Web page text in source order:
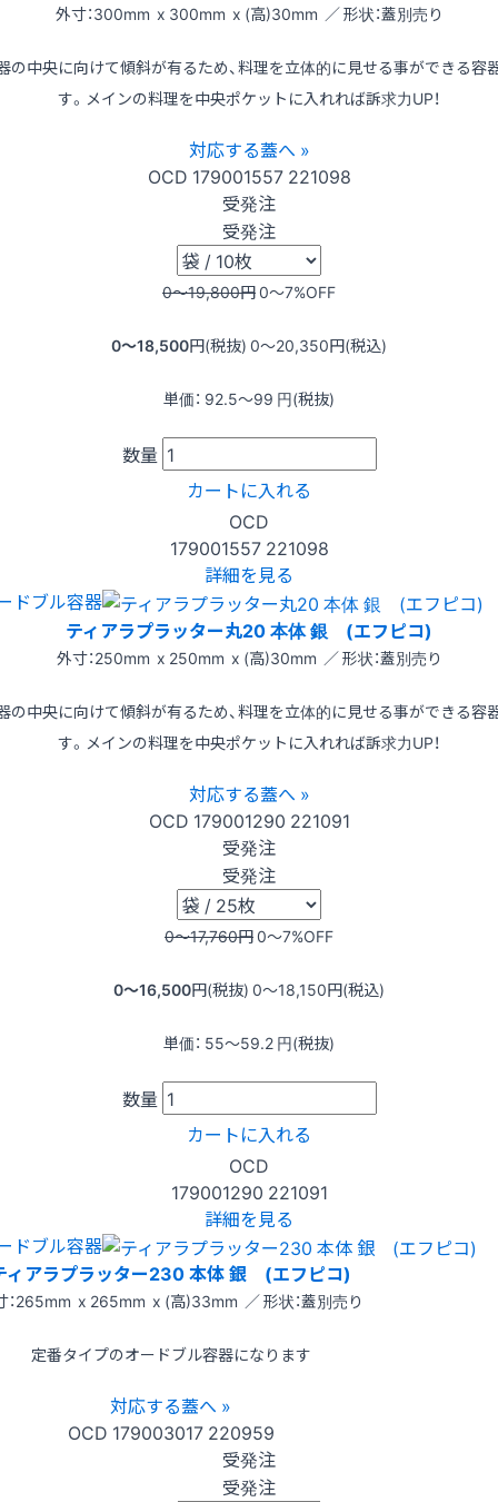
外寸：300mm x 300mm x (高)30mm ／ 形状：蓋別売り
の中央に向けて傾斜が有るため、料理を立体的に見せる事ができる容
す。メインの料理を中央ポケットに入れれば訴求力UP！
対応する蓋へ »
OCD 179001557 221098
受発注
受発注
0〜19,800円0〜7%OFF
0〜18,500円(税抜) 0〜20,350円(税込)
単価： 92.5〜99 円(税抜)
数量
カートに入れる
OCD
179001557 221098
詳細を見る
ドブル容器
ティアラプラッター丸20 本体 銀 (エフピコ)
外寸：250mm x 250mm x (高)30mm ／ 形状：蓋別売り
の中央に向けて傾斜が有るため、料理を立体的に見せる事ができる容
す。メインの料理を中央ポケットに入れれば訴求力UP！
対応する蓋へ »
OCD 179001290 221091
受発注
受発注
0〜17,760円0〜7%OFF
0〜16,500円(税抜) 0〜18,150円(税込)
単価： 55〜59.2 円(税抜)
数量
カートに入れる
OCD
179001290 221091
詳細を見る
ドブル容器
ィアラプラッター230 本体 銀 (エフピコ)
：265mm x 265mm x (高)33mm ／ 形状：蓋別売り
定番タイプのオードブル容器になります
対応する蓋へ »
OCD 179003017 220959
受発注
受発注